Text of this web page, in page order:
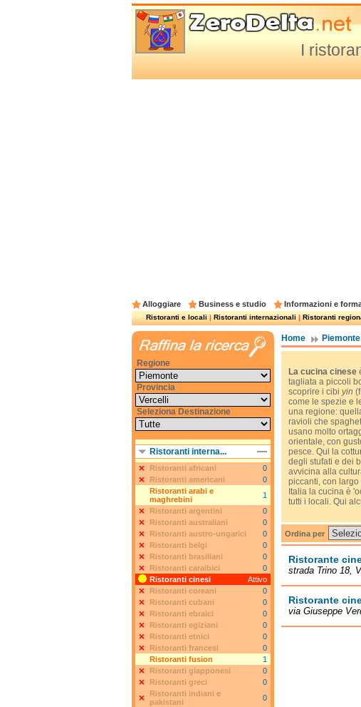
I
Alloggiare Business e studio Informazioni e
Ristoranti e locali|Ristoranti internazionali|Ristoranti
Home
La cucina cinese
tagliata a piccoli
scoprire i cibi yin
come le spezie e
una regione:
ravioli che
usano molto
orientale, con
pesce. Qui la
degli stufati e dei
avvicina alla
piccanti, con
Italia la cucina è
tutti i locali. Qui
Ordina per
Ristorante
strada Trino 18,
Ristorante
via Giuseppe
Regione
Provincia
Seleziona Destinazione
Ristoranti interna...
Ristoranti africani
0
Ristoranti americani
0
Ristoranti arabi e
maghrebini
1
Ristoranti argentini
0
Ristoranti australiani
0
Ristoranti austro-ungarici
0
Ristoranti belgi
0
Ristoranti brasiliani
0
Ristoranti caraibici
0
Ristoranti cinesi
Attivo
Ristoranti coreani
0
Ristoranti cubani
0
Ristoranti ebraici
0
Ristoranti egiziani
0
Ristoranti etnici
0
Ristoranti francesi
0
Ristoranti fusion
1
Ristoranti giapponesi
0
Ristoranti greci
0
Ristoranti indiani e
pakistani
0